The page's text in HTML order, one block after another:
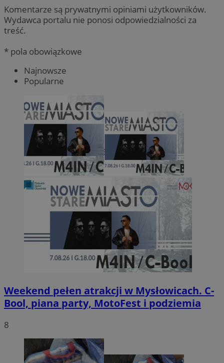
Komentarze są prywatnymi opiniami użytkowników.
Wydawca portalu nie ponosi odpowiedzialności za
treść.
* pola obowiązkowe
Najnowsze
Popularne
Weekend pełen atrakcji w Mysłowicach. C-
Bool, piana party, MotoFest i podziemia
8